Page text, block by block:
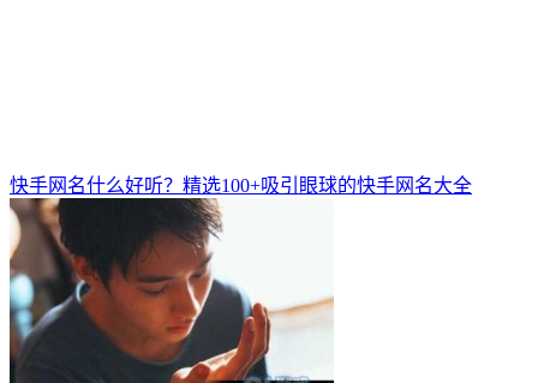
快手网名什么好听？精选100+吸引眼球的快手网名大全